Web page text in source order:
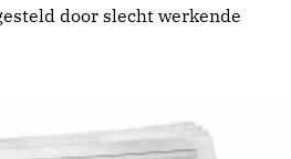
door slecht werkende